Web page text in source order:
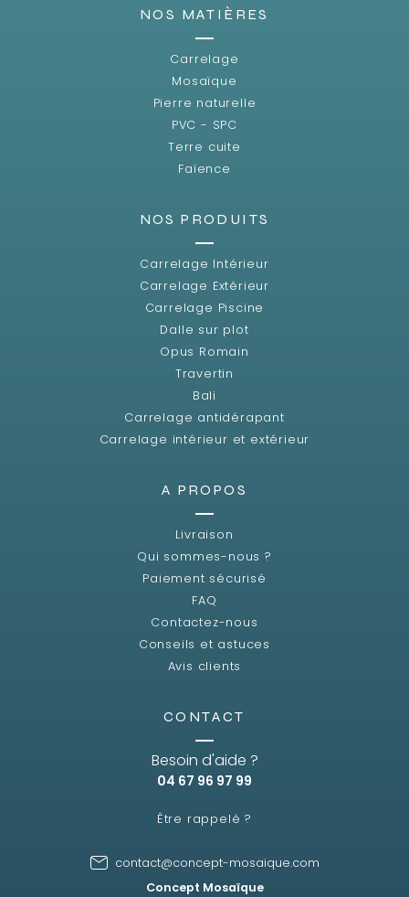
NOS MATIÈRES
Carrelage
Mosaïque
Pierre naturelle
PVC - SPC
Terre cuite
Faïence
NOS PRODUITS
Carrelage Intérieur
Carrelage Extérieur
Carrelage Piscine
Dalle sur plot
Opus Romain
Travertin
Bali
Carrelage antidérapant
Carrelage intérieur et extérieur
A PROPOS
Livraison
Qui sommes-nous ?
Paiement sécurisé
FAQ
Contactez-nous
Conseils et astuces
Avis clients
CONTACT
Besoin d'aide ?
04 67 96 97 99
Être rappelé ?
contact@concept-mosaique.com
Concept Mosaïque